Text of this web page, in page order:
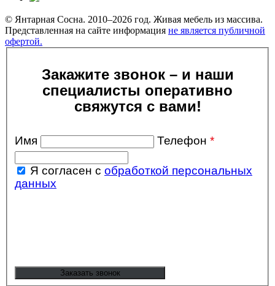
© Янтарная Сосна. 2010–2026 год. Живая мебель из массива.
Представленная на сайте информация не является публичной
офертой.
Закажите звонок – и наши
специалисты оперативно
свяжутся с вами!
Имя Телефон *
Я согласен с обработкой персональных
данных